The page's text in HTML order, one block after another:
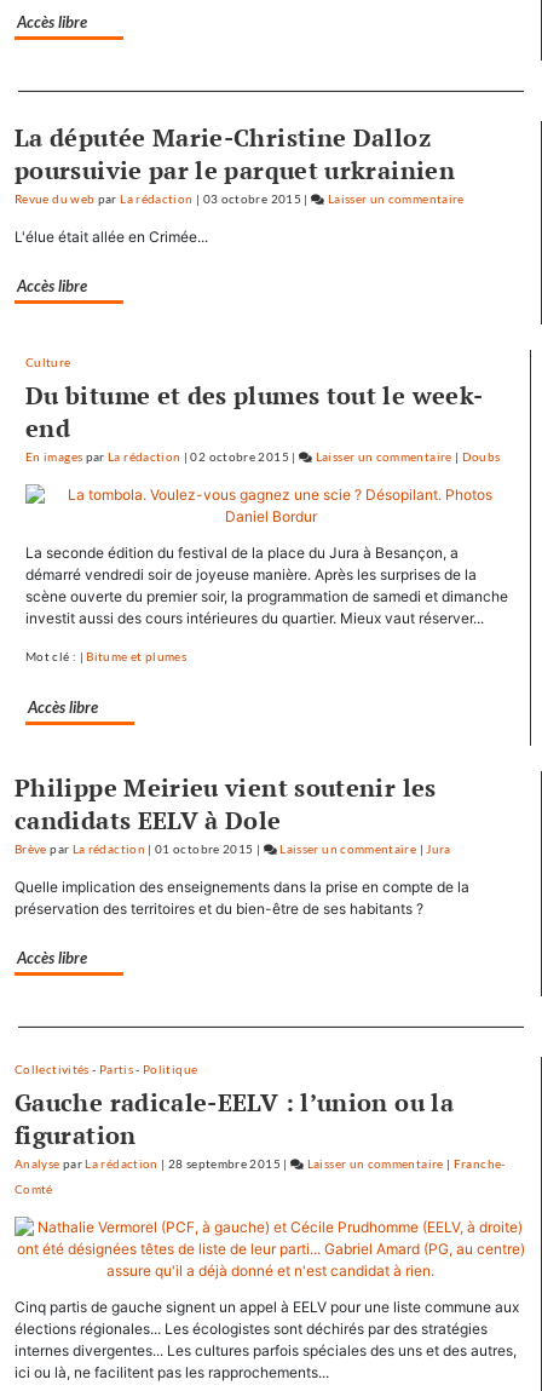
Accès libre
La députée Marie-Christine Dalloz
poursuivie par le parquet urkrainien
Revue du web parLa rédaction | 03 octobre 2015 | Laisser un commentaire
L'élue était allée en Crimée...
Accès libre
Culture
Du bitume et des plumes tout le week-
end
En images parLa rédaction |02 octobre 2015 | Laisser un commentaire on
le
général
| Doubs
La seconde édition du festival de la place du Jura à Besançon, a
démarré vendredi soir de joyeuse manière. Après les surprises de la
scène ouverte du premier soir, la programmation de samedi et dimanche
investit aussi des cours intérieures du quartier. Mieux vaut réserver...
Mot clé : |Bitume et plumes
Accès libre
Philippe Meirieu vient soutenir les
candidats EELV à Dole
Brève par La rédaction |01 octobre 2015 | Laisser un commentaire on
| Jura
Quelle implication des enseignements dans la prise en compte de la
préservation des territoires et du bien-être de ses habitants ?
Accès libre
Collectivités - Partis- Politique
Gauche radicale-EELV : l’union ou la
figuration
Analyse parLa rédaction | 28 septembre 2015 | Laisser un commentaire on
Tauzin
| Franche-
Comté
Cinq partis de gauche signent un appel à EELV pour une liste commune aux
élections régionales... Les écologistes sont déchirés par des stratégies
internes divergentes... Les cultures parfois spéciales des uns et des autres,
ici ou là, ne facilitent pas les rapprochements...